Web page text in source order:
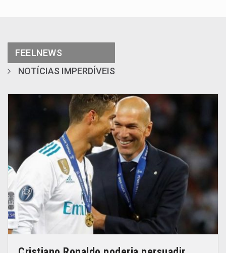
FEELNEWS
NOTÍCIAS IMPERDÍVEIS